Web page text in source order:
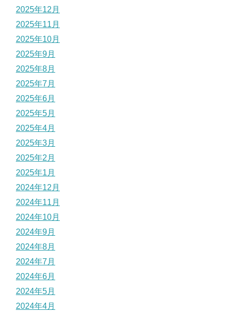
2025年12月
2025年11月
2025年10月
2025年9月
2025年8月
2025年7月
2025年6月
2025年5月
2025年4月
2025年3月
2025年2月
2025年1月
2024年12月
2024年11月
2024年10月
2024年9月
2024年8月
2024年7月
2024年6月
2024年5月
2024年4月